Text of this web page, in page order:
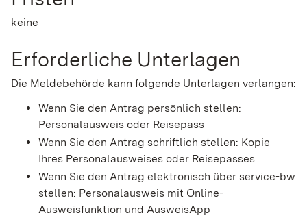
keine
Erforderliche Unterlagen
Die Meldebehörde kann folgende Unterlagen verlangen:
Wenn Sie den Antrag persönlich stellen:
Personalausweis oder Reisepass
Wenn Sie den Antrag schriftlich stellen: Kopie
Ihres Personalausweises oder Reisepasses
Wenn Sie den Antrag elektronisch über service-bw
stellen: Personalausweis mit Online-
Ausweisfunktion und AusweisApp